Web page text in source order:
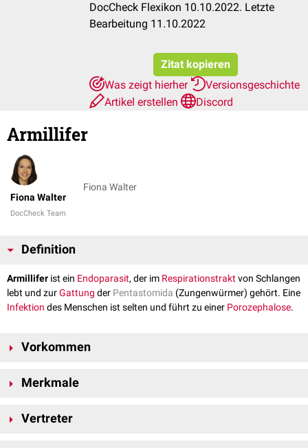
DocCheck Flexikon 10.10.2022. Letzte
Bearbeitung 11.10.2022
Zitat kopieren
Was zeigt hierher
Versionsgeschichte
Artikel erstellen
Discord
Armillifer
Fiona Walter
DocCheck Team
Fiona Walter
Definition
Armillifer ist ein Endoparasit, der im Respirationstraktvon Schlangen
lebt und zurGattung der Pentastomida (Zungen­wür­mer) gehört. Eine
Infektion des Menschen ist selten und führt zu einer Porozephalose.
Vorkommen
wie Afrika, Asien oder Süd- und Nordamerika vor.
Merkmale
ingesamt größer als die Männchen. Sie sind typischerweise weißlich bis
Vertreter